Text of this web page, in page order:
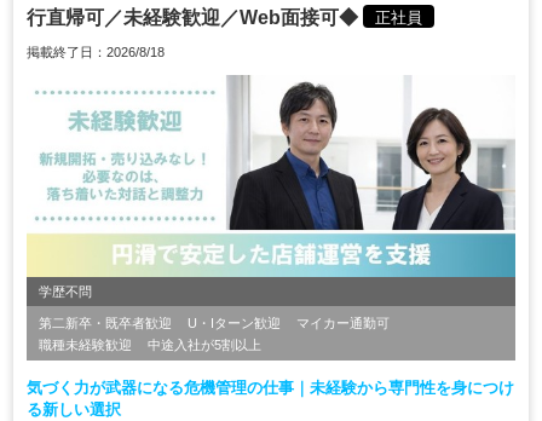
行直帰可／未経験歓迎／Web面接可◆
正社員
掲載終了日：2026/8/18
学歴不問
第二新卒・既卒者歓迎 U・Iターン歓迎
マイカー通勤可
職種未経験歓迎
中途入社が5割以上
気づく力が武器になる危機管理の仕事｜未経験から専門性を身につけ
る新しい選択